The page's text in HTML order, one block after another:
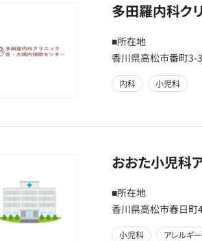
多田羅内科ク
■所在地
香川県高松市番町3-
内科 小児科
おおた小児科
■所在地
香川県高松市春日町
小児科 アレルギ